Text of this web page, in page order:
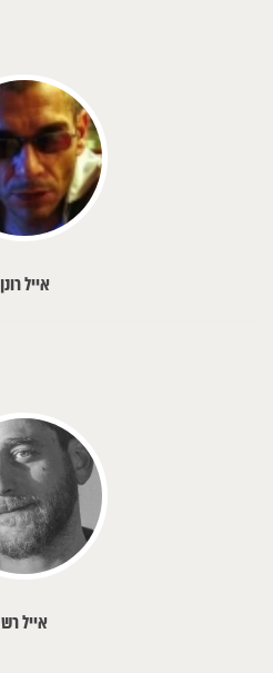
אייל רונן
אייל רש